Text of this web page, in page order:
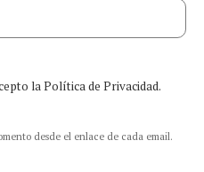
la Política de Privacidad.
desde el enlace de cada email.